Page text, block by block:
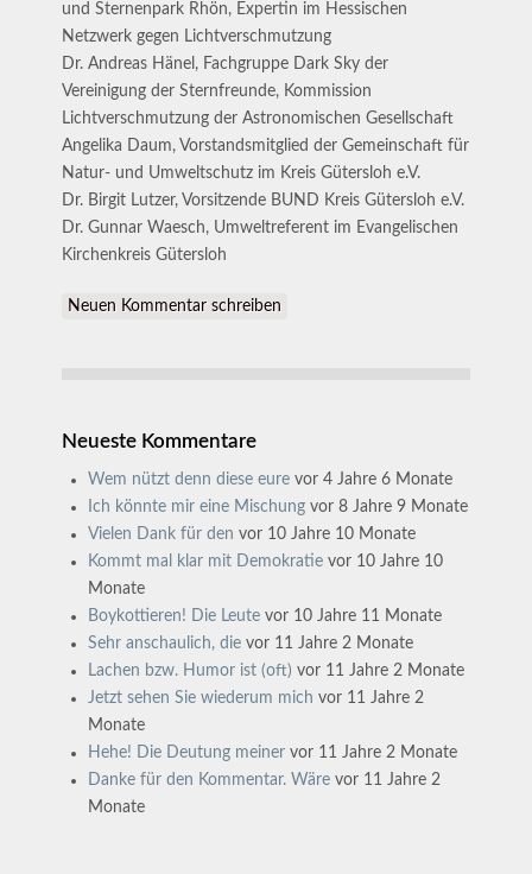
und Sternenpark Rhön, Expertin im Hessischen
Netzwerk gegen Lichtverschmutzung
Dr. Andreas Hänel, Fachgruppe Dark Sky der
Vereinigung der Sternfreunde, Kommission
Lichtverschmutzung der Astronomischen Gesellschaft
Angelika Daum, Vorstandsmitglied der Gemeinschaft für
Natur- und Umweltschutz im Kreis Gütersloh e.V.
Dr. Birgit Lutzer, Vorsitzende BUND Kreis Gütersloh e.V.
Dr. Gunnar Waesch, Umweltreferent im Evangelischen
Kirchenkreis Gütersloh
Neuen Kommentar schreiben
Neueste Kommentare
Wem nützt denn diese eure vor 4 Jahre 6 Monate
Ich könnte mir eine Mischung vor 8 Jahre 9 Monate
Vielen Dank für den vor 10 Jahre 10 Monate
Kommt mal klar mit Demokratie vor 10 Jahre 10
Monate
Boykottieren! Die Leute vor 10 Jahre 11 Monate
Sehr anschaulich, die vor 11 Jahre 2 Monate
Lachen bzw. Humor ist (oft) vor 11 Jahre 2 Monate
Jetzt sehen Sie wiederum mich vor 11 Jahre 2
Monate
Hehe! Die Deutung meiner vor 11 Jahre 2 Monate
Danke für den Kommentar. Wäre vor 11 Jahre 2
Monate